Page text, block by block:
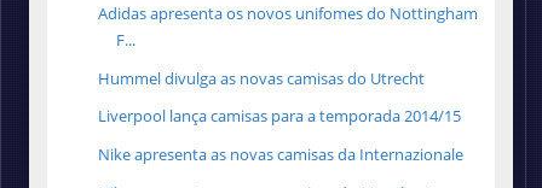
Adidas apresenta os novos unifomes do Nottingham
F...
Hummel divulga as novas camisas do Utrecht
Liverpool lança camisas para a temporada 2014/15
Nike apresenta as novas camisas da Internazionale